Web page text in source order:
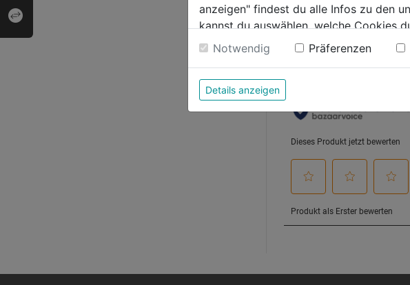
Bewertung
anzeigen" findest du alle Infos zu den
kannst du auswählen, welche Cookies
Weitere Informationen findest du in
Notwendig Präferenzen
Details anzeigen